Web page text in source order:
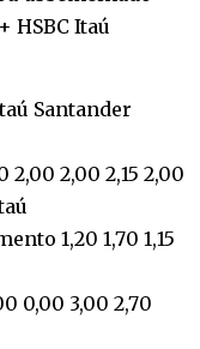
HSBC Itaú
Santander
2,00 2,15 2,00
1,20 1,70 1,15
0,00 3,00 2,70